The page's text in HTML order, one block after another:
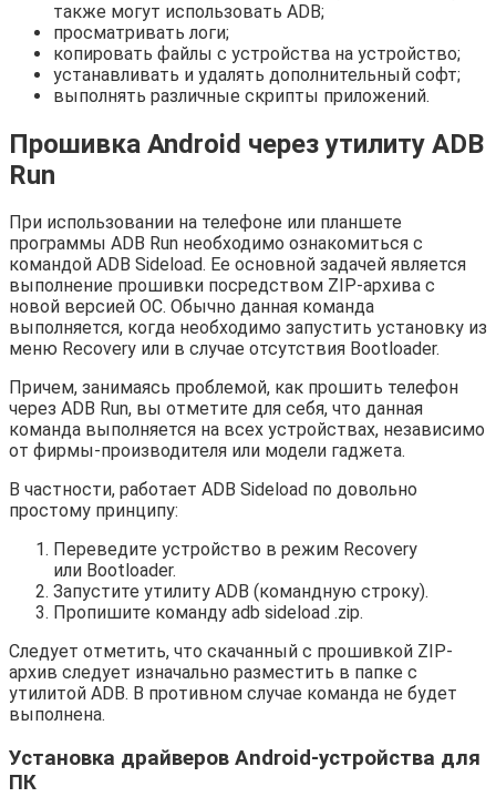
также могут использовать ADB;
просматривать логи;
копировать файлы с устройства на устройство;
устанавливать и удалять дополнительный софт;
выполнять различные скрипты приложений.
Прошивка Android через утилиту ADB
Run
При использовании на телефоне или планшете
программы ADB Run необходимо ознакомиться с
командой ADB Sideload. Ее основной задачей является
выполнение прошивки посредством ZIP-архива с
новой версией ОС. Обычно данная команда
выполняется, когда необходимо запустить установку из
меню Recovery или в случае отсутствия Bootloader.
Причем, занимаясь проблемой, как прошить телефон
через ADB Run, вы отметите для себя, что данная
команда выполняется на всех устройствах, независимо
от фирмы-производителя или модели гаджета.
В частности, работает ADB Sideload по довольно
простому принципу:
Переведите устройство в режим Recovery
или Bootloader.
Запустите утилиту ADB (командную строку).
Пропишите команду adb sideload .zip.
Следует отметить, что скачанный с прошивкой ZIP-
архив следует изначально разместить в папке с
утилитой ADB. В противном случае команда не будет
выполнена.
Установка драйверов Android-устройства для
ПК